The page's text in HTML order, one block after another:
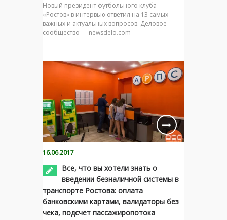
Новый президент футбольного клуба
«Ростов» в интервью ответил на 13 самых
важных и актуальных вопросов. Деловое
сообщество — newsdelo.com
16.06.2017
Все, что вы хотели знать о
введении безналичной системы в
транспорте Ростова: оплата
банковскими картами, валидаторы без
чека, подсчет пассажиропотока